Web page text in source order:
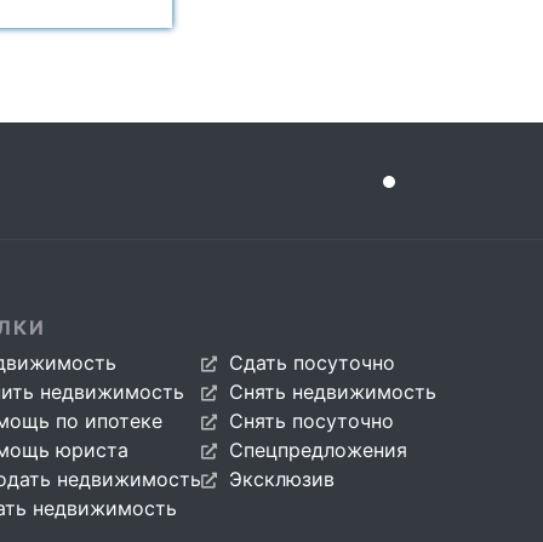
недвижимость
по ипотеке
юриста
недвижимость
недвижимость
Сдать посуточно
Снять недвижимость
Снять посуточно
Спецпредложения
Эксклюзив